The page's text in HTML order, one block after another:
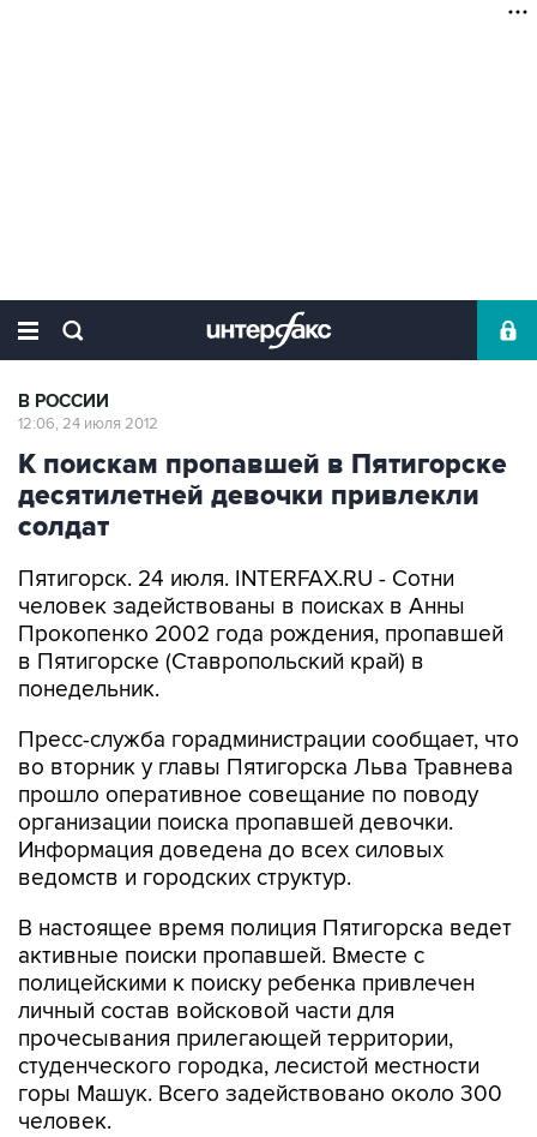
В РОССИИ
12:06, 24 июля 2012
К поискам пропавшей в Пятигорске
десятилетней девочки привлекли
солдат
Пятигорск. 24 июля. INTERFAX.RU - Сотни
человек задействованы в поисках в Анны
Прокопенко 2002 года рождения, пропавшей
в Пятигорске (Ставропольский край) в
понедельник.
Пресс-служба горадминистрации сообщает, что
во вторник у главы Пятигорска Льва Травнева
прошло оперативное совещание по поводу
организации поиска пропавшей девочки.
Информация доведена до всех силовых
ведомств и городских структур.
В настоящее время полиция Пятигорска ведет
активные поиски пропавшей. Вместе с
полицейскими к поиску ребенка привлечен
личный состав войсковой части для
прочесывания прилегающей территории,
студенческого городка, лесистой местности
горы Машук. Всего задействовано около 300
человек.